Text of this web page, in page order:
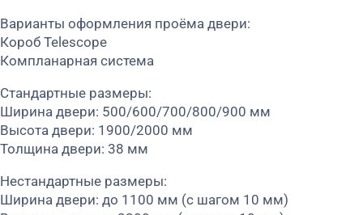
Варианты оформления проёма двери:
Короб Telescope
Компланарная система
Стандартные размеры:
Ширина двери: 500/600/700/800/900 мм
Высота двери: 1900/2000 мм
Толщина двери: 38 мм
Нестандартные размеры:
Ширина двери: до 1100 мм (с шагом 10 мм)